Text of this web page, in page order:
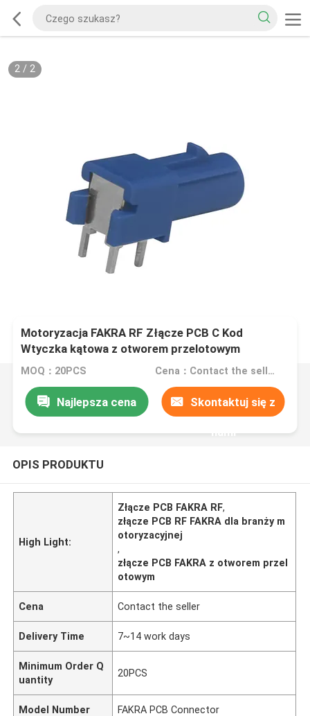
2/ 2
Motoryzacja FAKRA RF Złącze PCB C Kod
Wtyczka kątowa z otworem przelotowym
MOQ：20PCS Cena：Contact the seller
Najlepsza cena Skontaktuj się z
nami
OPIS PRODUKTU
High Light:
Złącze PCB FAKRA RF,
złącze PCB RF FAKRA dla branży m
otoryzacyjnej
,
złącze PCB FAKRA z otworem przel
otowym
Cena Contact the seller
Delivery Time 7~14 work days
Minimum Order Q
uantity
20PCS
Model Number FAKRA PCB Connector